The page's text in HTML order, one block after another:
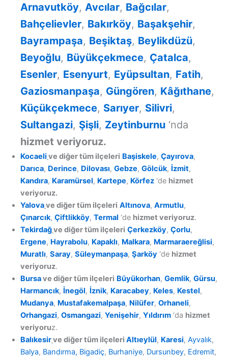
Arnavutköy, Avcılar, Bağcılar,
Bahçelievler, Bakırköy, Başakşehir,
Bayrampaşa, Beşiktaş, Beylikdüzü,
Beyoğlu, Büyükçekmece, Çatalca,
Esenler, Esenyurt, Eyüpsultan, Fatih,
Gaziosmanpaşa, Güngören, Kâğıthane,
Küçükçekmece, Sarıyer, Silivri,
Sultangazi, Şişli, Zeytinburnu ‘nda
hizmet veriyoruz.
Kocaeli ve diğer tüm ilçeleri Başiskele, Çayırova,
Darıca, Derince, Dilovası, Gebze, Gölcük, İzmit,
Kandıra, Karamürsel, Kartepe, Körfez ‘de hizmet
veriyoruz.
Yalovave diğer tüm ilçeleri Altınova, Armutlu,
Çınarcık, Çiftlikköy, Termal ‘de hizmet veriyoruz.
Tekirdağve diğer tüm ilçeleri Çerkezköy, Çorlu,
Ergene, Hayrabolu, Kapaklı, Malkara, Marmaraereğlisi,
Muratlı, Saray, Süleymanpaşa, Şarköy ‘de hizmet
veriyoruz.
Bursave diğer tüm ilçeleri Büyükorhan, Gemlik, Gürsu,
Harmancık, İnegöl, İznik, Karacabey, Keles, Kestel,
Mudanya, Mustafakemalpaşa, Nilüfer, Orhaneli,
Orhangazi, Osmangazi, Yenişehir, Yıldırım ‘da hizmet
veriyoruz.
Balıkesirve diğer tüm ilçeleri Altıeylül, Karesi, Ayvalık,
Balya, Bandırma, Bigadiç, Burhaniye, Dursunbey, Edremit,